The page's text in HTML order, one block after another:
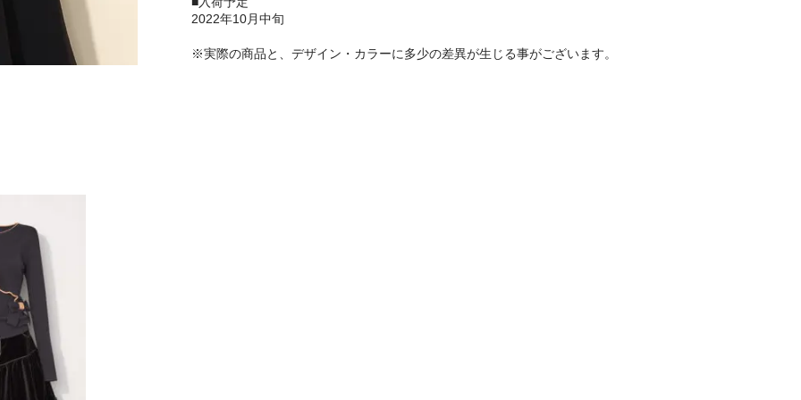
2022年10月中旬
※実際の商品と、デザイン・カラーに多少の差異が生じる事がございます。